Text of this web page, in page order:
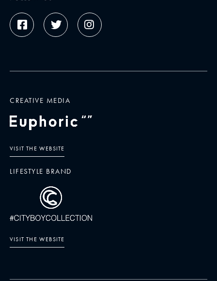
CREATIVE MEDIA
VISIT THE WEBSITE
LIFESTYLE BRAND
VISIT THE WEBSITE